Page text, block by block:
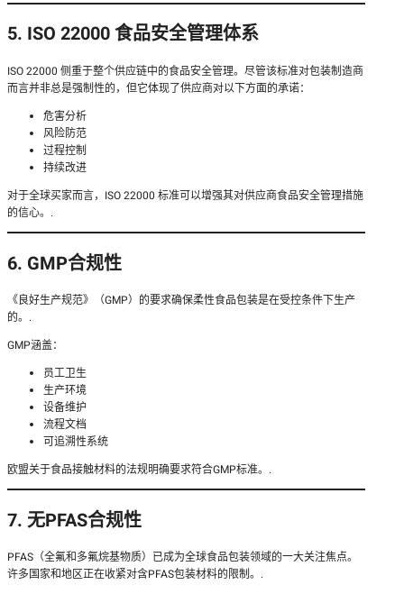
5. ISO 22000 食品安全管理体系
ISO 22000 侧重于整个供应链中的食品安全管理。尽管该标准对包装制造商
而言并非总是强制性的，但它体现了供应商对以下方面的承诺：
危害分析
风险防范
过程控制
持续改进
对于全球买家而言，ISO 22000 标准可以增强其对供应商食品安全管理措施
的信心。.
6. GMP合规性
《良好生产规范》（GMP）的要求确保柔性食品包装是在受控条件下生产
的。.
GMP涵盖：
员工卫生
生产环境
设备维护
流程文档
可追溯性系统
欧盟关于食品接触材料的法规明确要求符合GMP标准。.
7. 无PFAS合规性
PFAS（全氟和多氟烷基物质）已成为全球食品包装领域的一大关注焦点。
许多国家和地区正在收紧对含PFAS包装材料的限制。.